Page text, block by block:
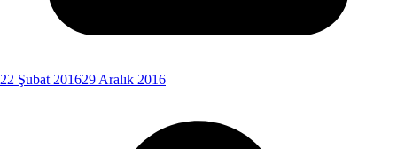
22 Şubat 201629 Aralık 2016